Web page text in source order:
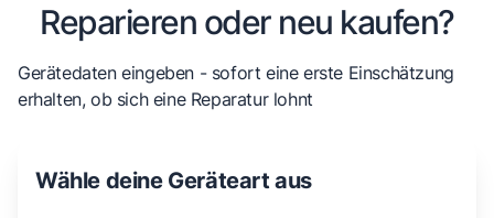
Reparieren oder neu kaufen?
Gerätedaten eingeben - sofort eine erste Einschätzung
erhalten, ob sich eine Reparatur lohnt
Wähle deine Geräteart aus